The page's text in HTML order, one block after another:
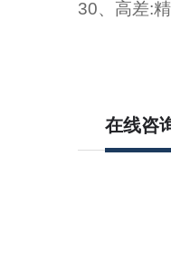
30、高差:
在线咨